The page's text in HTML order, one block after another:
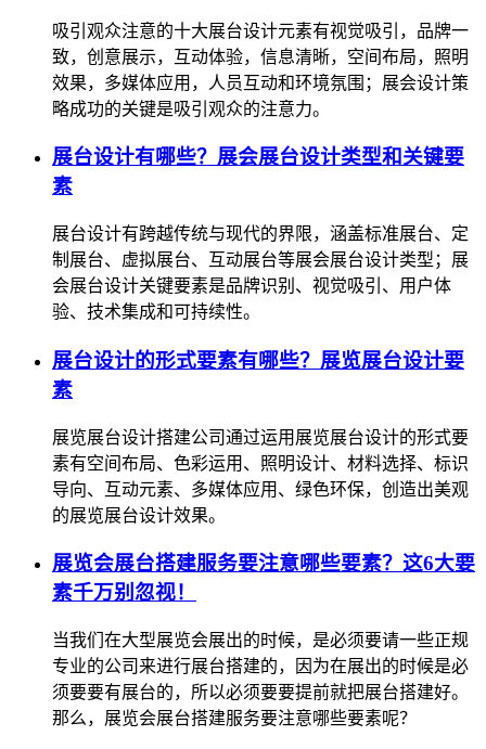
吸引观众注意的十大展台设计元素有视觉吸引，品牌一
致，创意展示，互动体验，信息清晰，空间布局，照明
效果，多媒体应用，人员互动和环境氛围；展会设计策
略成功的关键是吸引观众的注意力。
展台设计有哪些？展会展台设计类型和关键要
素
展台设计有跨越传统与现代的界限，涵盖标准展台、定
制展台、虚拟展台、互动展台等展会展台设计类型；展
会展台设计关键要素是品牌识别、视觉吸引、用户体
验、技术集成和可持续性。
展台设计的形式要素有哪些？展览展台设计要
素
展览展台设计搭建公司通过运用展览展台设计的形式要
素有空间布局、色彩运用、照明设计、材料选择、标识
导向、互动元素、多媒体应用、绿色环保，创造出美观
的展览展台设计效果。
展览会展台搭建服务要注意哪些要素？这6大要
素千万别忽视！
当我们在大型展览会展出的时候，是必须要请一些正规
专业的公司来进行展台搭建的，因为在展出的时候是必
须要要有展台的，所以必须要要提前就把展台搭建好。
那么，展览会展台搭建服务要注意哪些要素呢？